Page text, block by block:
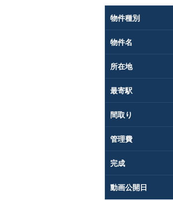
物件種別
物件名
所在地
最寄駅
間取り
管理費
完成
動画公開日